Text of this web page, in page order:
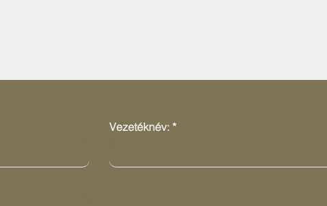
Vezetéknév: